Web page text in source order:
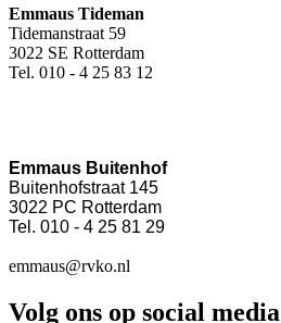
Emmaus Tideman
Tidemanstraat 59
3022 SE Rotterdam
Tel. 010 - 4 25 83 12
Emmaus Buitenhof
Buitenhofstraat 145
3022 PC Rotterdam
Tel. 010 - 4 25 81 29
emmaus@rvko.nl
Volg ons op social media